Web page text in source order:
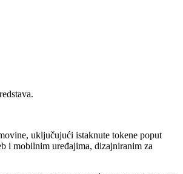
uključujući istaknute tokene poput
i mobilnim uređajima, dizajniranim za